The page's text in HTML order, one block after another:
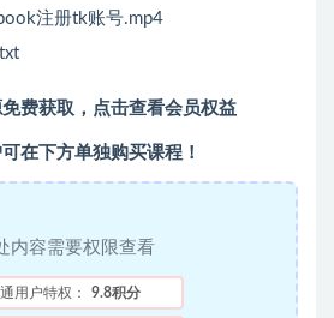
注册tk账号.mp4
费获取， 点击查看会员权益
在下方单独购买课程！
内容需要权限查看
用户特权： 9.8积分